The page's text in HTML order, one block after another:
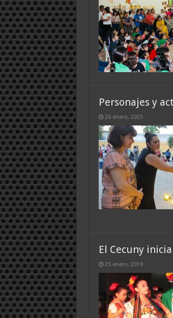
Personajes y
26 enero, 2023
El Cecuny
25 enero, 2019